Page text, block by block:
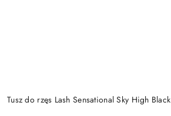
Tusz do rzęs Lash Sensational Sky High Black